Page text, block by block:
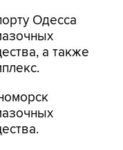
Одесса
а также